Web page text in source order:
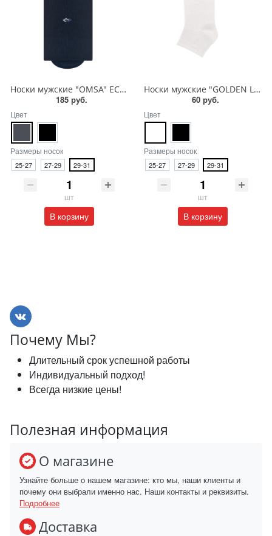
Носки мужские "OMSA" ECO 408
185 руб.
Цвет
Размеры носок
25-27 27-29 29-31
шт
В корзину
Носки мужские "GOLDEN LADY" FORTE
60 руб.
Цвет
Размеры носок
25-27 27-29 29-31
шт
В корзину
Почему Мы?
Длительный срок успешной работы
Индивидуальный подход!
Всегда низкие цены!
Полезная информация
О магазине
Узнайте больше о нашем магазине: кто мы, наши клиенты и
почему они выбрали именно нас. Наши контакты и реквизиты.
Подробнее
Доставка